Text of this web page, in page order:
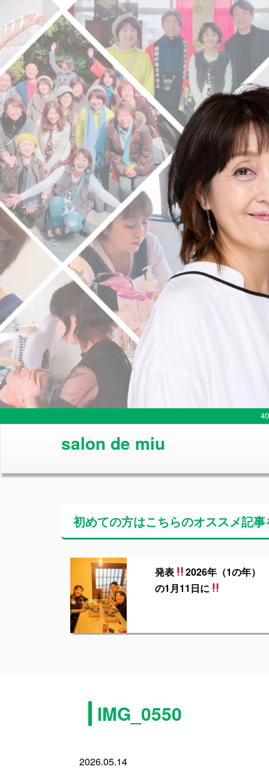
salon de miu
初めての方はこちらのオススメ記
発表
2026年（1の年）
の1月11日に
IMG_0550
2026.05.14